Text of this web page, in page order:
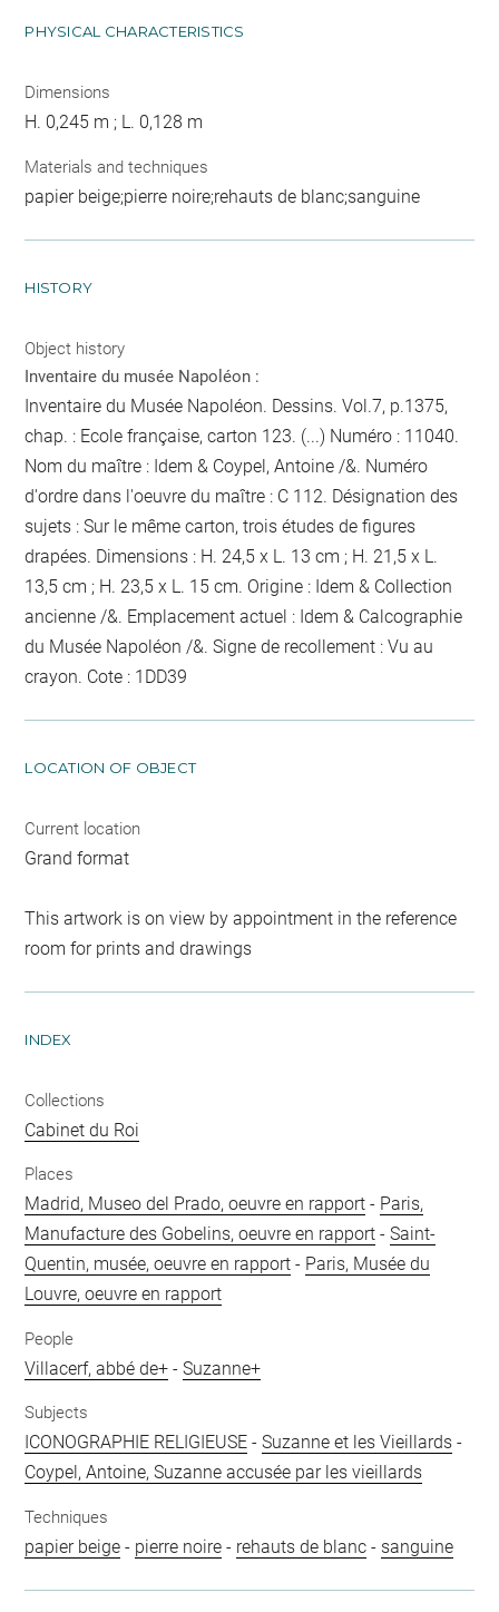
PHYSICAL CHARACTERISTICS
Dimensions
H. 0,245 m ; L. 0,128 m
Materials and techniques
papier beige;pierre noire;rehauts de blanc;sanguine
HISTORY
Object history
Inventaire du musée Napoléon :
Inventaire du Musée Napoléon. Dessins. Vol.7, p.1375,
chap. : Ecole française, carton 123. (...) Numéro : 11040.
Nom du maître : Idem & Coypel, Antoine /&. Numéro
d'ordre dans l'oeuvre du maître : C 112. Désignation des
sujets : Sur le même carton, trois études de figures
drapées. Dimensions : H. 24,5 x L. 13 cm ; H. 21,5 x L.
13,5 cm ; H. 23,5 x L. 15 cm. Origine : Idem & Collection
ancienne /&. Emplacement actuel : Idem & Calcographie
du Musée Napoléon /&. Signe de recollement :Vu au
crayon. Cote : 1DD39
LOCATION OF OBJECT
Current location
Grand format
This artwork is on view by appointment in the reference
room for prints and drawings
INDEX
Collections
Cabinet du Roi
Places
Madrid, Museo del Prado, oeuvre en rapport - Paris,
Manufacture des Gobelins, oeuvre en rapport -Saint-
Quentin, musée, oeuvre en rapport - Paris, Musée du
Louvre, oeuvre en rapport
People
Villacerf, abbé de+ -Suzanne+
Subjects
ICONOGRAPHIE RELIGIEUSE -Suzanne et les Vieillards -
Coypel, Antoine, Suzanne accusée par les vieillards
Techniques
papier beige - pierre noire - rehauts de blanc - sanguine